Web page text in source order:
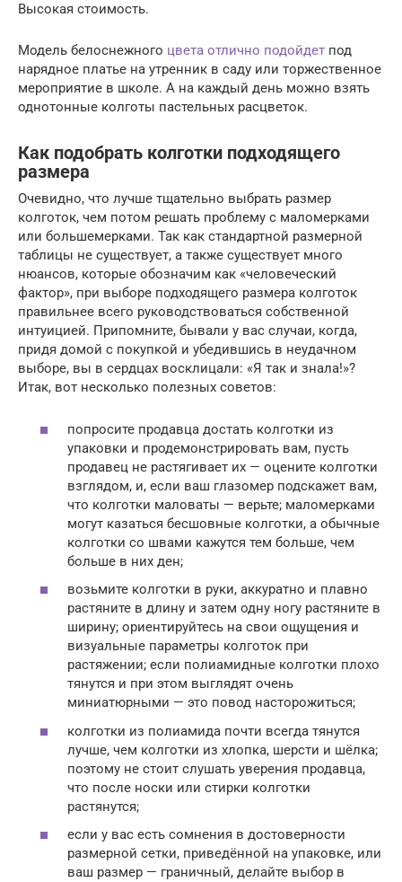
Высокая стоимость.
Модель белоснежного цвета отлично подойдет под
нарядное платье на утренник в саду или торжественное
мероприятие в школе. А на каждый день можно взять
однотонные колготы пастельных расцветок.
Как подобрать колготки подходящего
размера
Очевидно, что лучше тщательно выбрать размер
колготок, чем потом решать проблему с маломерками
или большемерками. Так как стандартной размерной
таблицы не существует, а также существует много
нюансов, которые обозначим как «человеческий
фактор», при выборе подходящего размера колготок
правильнее всего руководствоваться собственной
интуицией. Припомните, бывали у вас случаи, когда,
придя домой с покупкой и убедившись в неудачном
выборе, вы в сердцах восклицали: «Я так и знала!»?
Итак, вот несколько полезных советов:
попросите продавца достать колготки из
упаковки и продемонстрировать вам, пусть
продавец не растягивает их — оцените колготки
взглядом, и, если ваш глазомер подскажет вам,
что колготки маловаты — верьте; маломерками
могут казаться бесшовные колготки, а обычные
колготки со швами кажутся тем больше, чем
больше в них ден;
возьмите колготки в руки, аккуратно и плавно
растяните в длину и затем одну ногу растяните в
ширину; ориентируйтесь на свои ощущения и
визуальные параметры колготок при
растяжении; если полиамидные колготки плохо
тянутся и при этом выглядят очень
миниатюрными — это повод насторожиться;
колготки из полиамида почти всегда тянутся
лучше, чем колготки из хлопка, шерсти и шёлка;
поэтому не стоит слушать уверения продавца,
что после носки или стирки колготки
растянутся;
если у вас есть сомнения в достоверности
размерной сетки, приведённой на упаковке, или
ваш размер — граничный, делайте выбор в